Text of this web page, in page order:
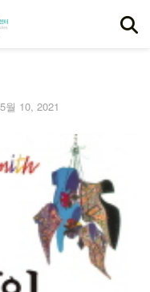
5월 10, 2021